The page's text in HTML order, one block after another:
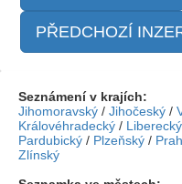
PŘEDCHOZÍ
Seznámení v krajích:
Jihomoravský / Jihočeský /
Královéhradecký / Liberecký
Pardubický / Plzeňský /
Zlínský